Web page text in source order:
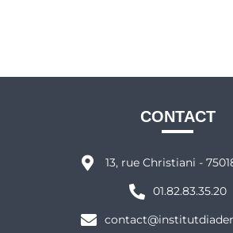
CONTACT
13, rue Christiani -
01.82.83.35.20